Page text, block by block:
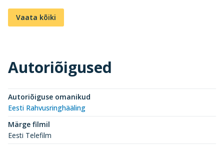
Vaata kõiki
Autoriõigused
Autoriõiguse omanikud
Eesti Rahvusringhääling
Märge filmil
Eesti Telefilm